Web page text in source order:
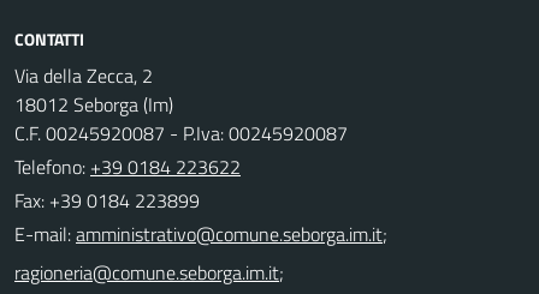
CONTATTI
Via della Zecca, 2
18012 Seborga (Im)
C.F. 00245920087 - P.Iva: 00245920087
Telefono: +39 0184 223622
Fax: +39 0184 223899
E-mail:
;
;